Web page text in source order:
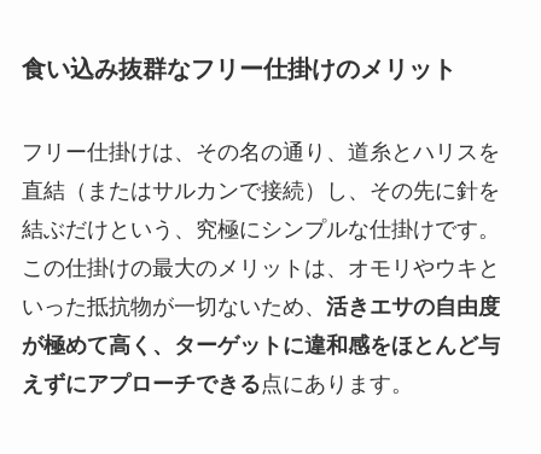
食い込み抜群なフリー仕掛けのメリット
フリー仕掛けは、その名の通り、道糸とハリスを
直結（またはサルカンで接続）し、その先に針を
結ぶだけという、究極にシンプルな仕掛けです。
この仕掛けの最大のメリットは、オモリやウキと
いった抵抗物が一切ないため、 活きエサの自由度
が極めて高く、ターゲットに違和感をほとんど与
えずにアプローチできる点にあります。